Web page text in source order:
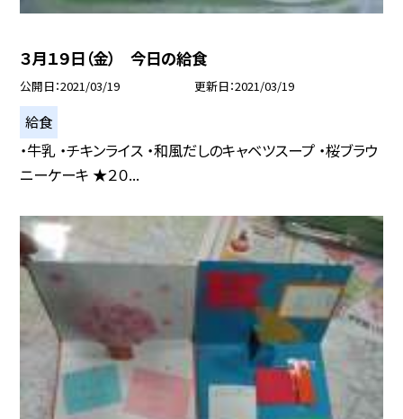
３月１９日（金） 今日の給食
公開日 2021/03/19 更新日 2021/03/19
給食
・牛乳 ・チキンライス ・和風だしのキャベツスープ ・桜ブラウ
ニーケーキ ★２０...